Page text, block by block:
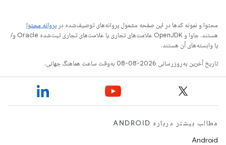
محتوا و نمونه کدها در این صفحه مشمول پروانه‌های توصیف‌شده در پروانه محتوا
هستند. جاوا و OpenJDK علامت‌های تجاری یا علامت‌های تجاری ثبت‌شده Oracle و/
یا وابسته‌های آن هستند.
تاریخ آخرین به‌روزرسانی 2026-08-08 به‌وقت ساعت هماهنگ جهانی.
مطالب بیشتر درباره ANDROID
Android